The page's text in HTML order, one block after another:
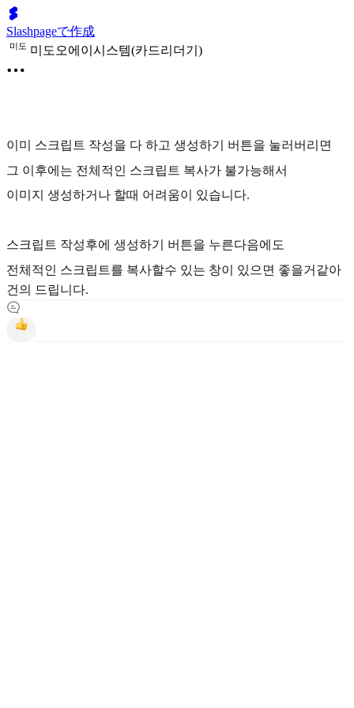
Slashpageで作成
미 도 미도오에이시스템(카드리더기)
이미 스크립트 작성을 다 하고 생성하기 버튼을 눌러버리면
그 이후에는 전체적인 스크립트 복사가 불가능해서
이미지 생성하거나 할때 어려움이 있습니다.
스크립트 작성후에 생성하기 버튼을 누른다음에도
전체적인 스크립트를 복사할수 있는 창이 있으면 좋을거같아
건의 드립니다.